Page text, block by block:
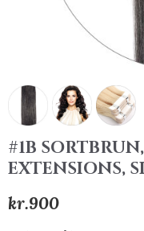
#1B
EXTENSIONS,
kr.900